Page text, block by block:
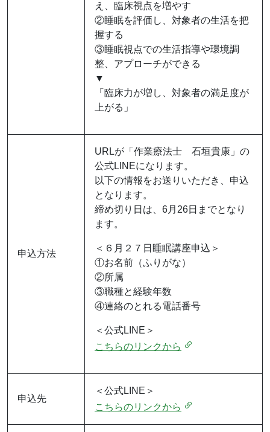
え、臨床視点を増やす
②睡眠を評価し、対象者の生活を把
握する
③睡眠視点での生活指導や環境調
整、アプローチができる
▼
「臨床力が増し、対象者の満足度が
上がる」
申込方法
URLが「作業療法士 石垣貴康」の
公式LINEになります。
以下の情報をお送りいただき、申込
となります。
締め切り日は、6月26日までとなり
ます。
＜６月２７日睡眠講座申込＞
①お名前（ふりがな）
②所属
③職種と経験年数
④連絡のとれる電話番号
＜公式LINE＞
こちらのリンクから
申込先
＜公式LINE＞
こちらのリンクから